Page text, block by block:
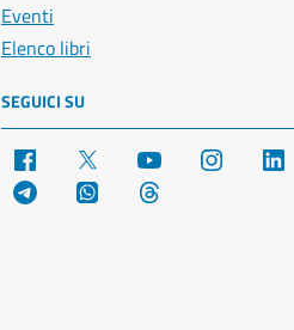
Eventi
Elenco libri
SEGUICI SU
Facebook YouTube Instagram
Telegram WhatsApp